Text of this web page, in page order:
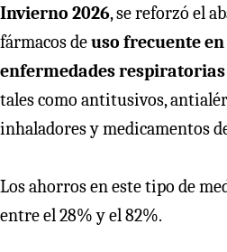
Invierno 2026, se reforzó el
fármacos deuso frecuente
enfermedades respiratorias
tales como antitusivos,
inhaladores y medicamentos
Los ahorros en este tipo de
entre el 28% y el 82%.